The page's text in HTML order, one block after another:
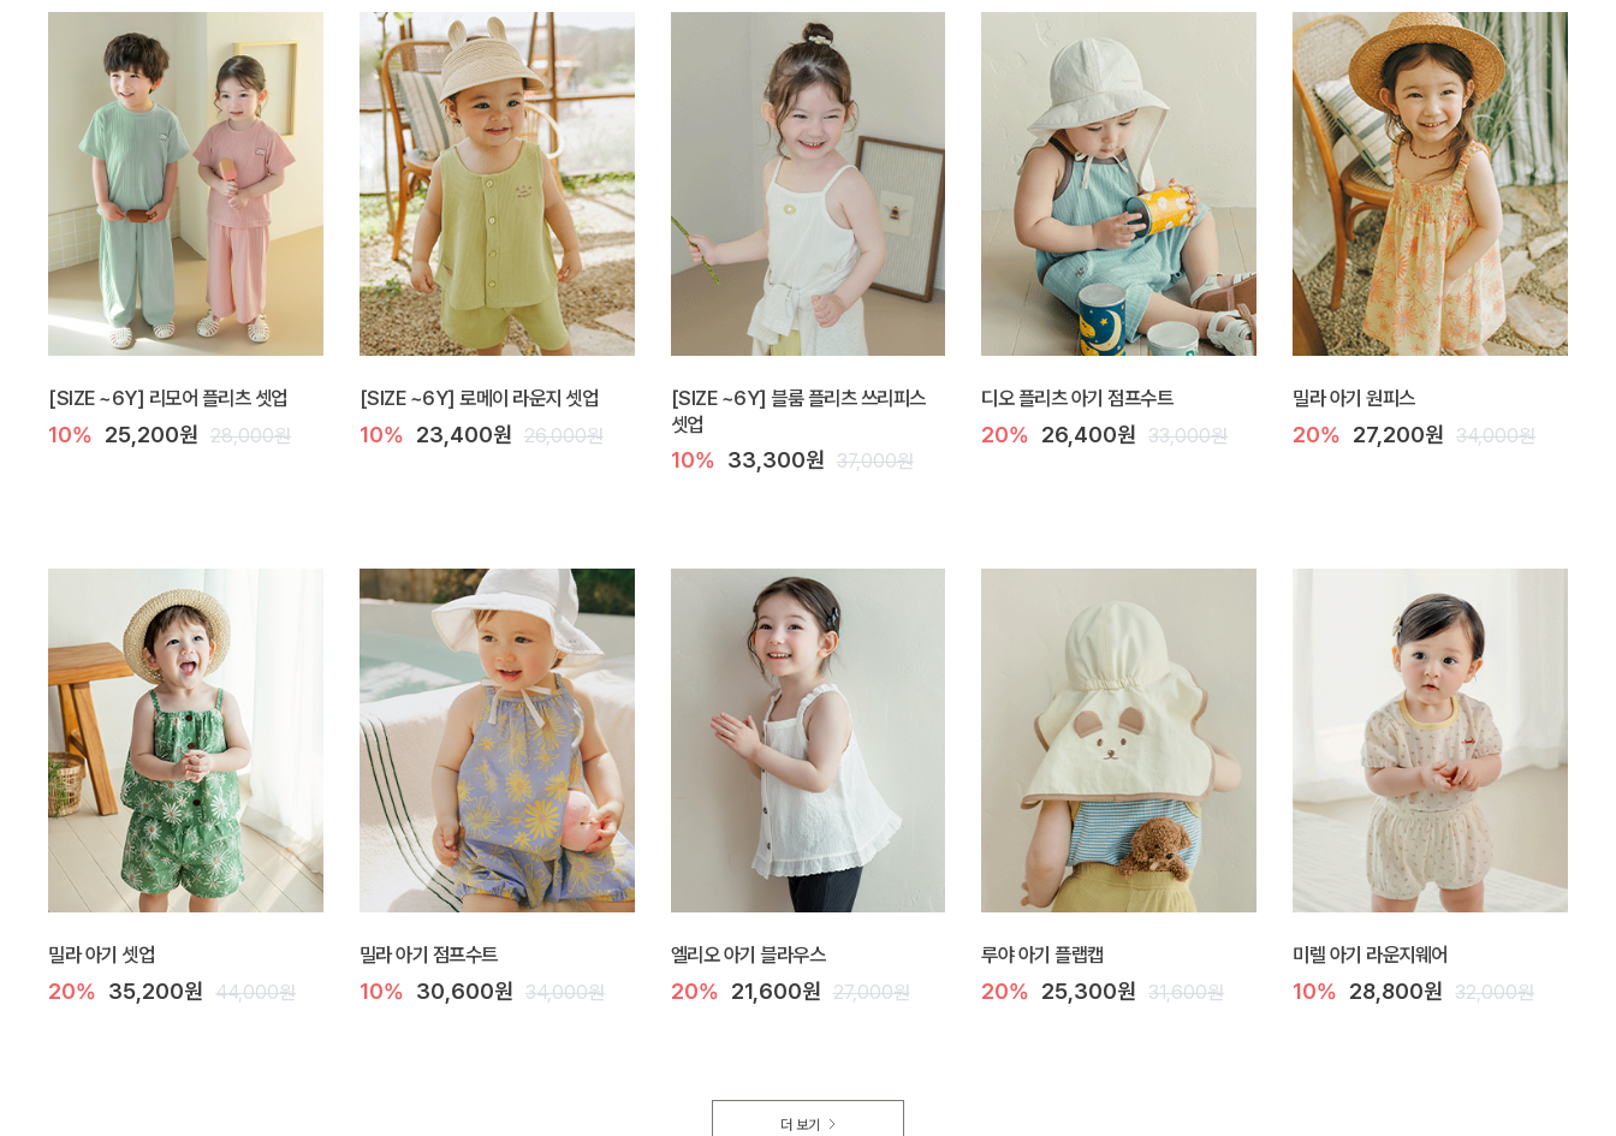
[SIZE ~6Y] 리모어 플리츠 셋업
10% 25,200원 28,000원
[SIZE ~6Y] 로메이 라운지 셋업
10% 23,400원 26,000원
[SIZE ~6Y] 블룸 플리츠 쓰리피스
셋업
10% 33,300원 37,000원
디오 플리츠 아기 점프수트
20% 26,400원 33,000원
밀라 아기 원피스
20% 27,200원 34,000원
밀라 아기 셋업
20% 35,200원 44,000원
밀라 아기 점프수트
10% 30,600원 34,000원
엘리오 아기 블라우스
20% 21,600원 27,000원
루야 아기 플랩캡
20% 25,300원 31,600원
미렐 아기 라운지웨어
10% 28,800원 32,000원
더 보기